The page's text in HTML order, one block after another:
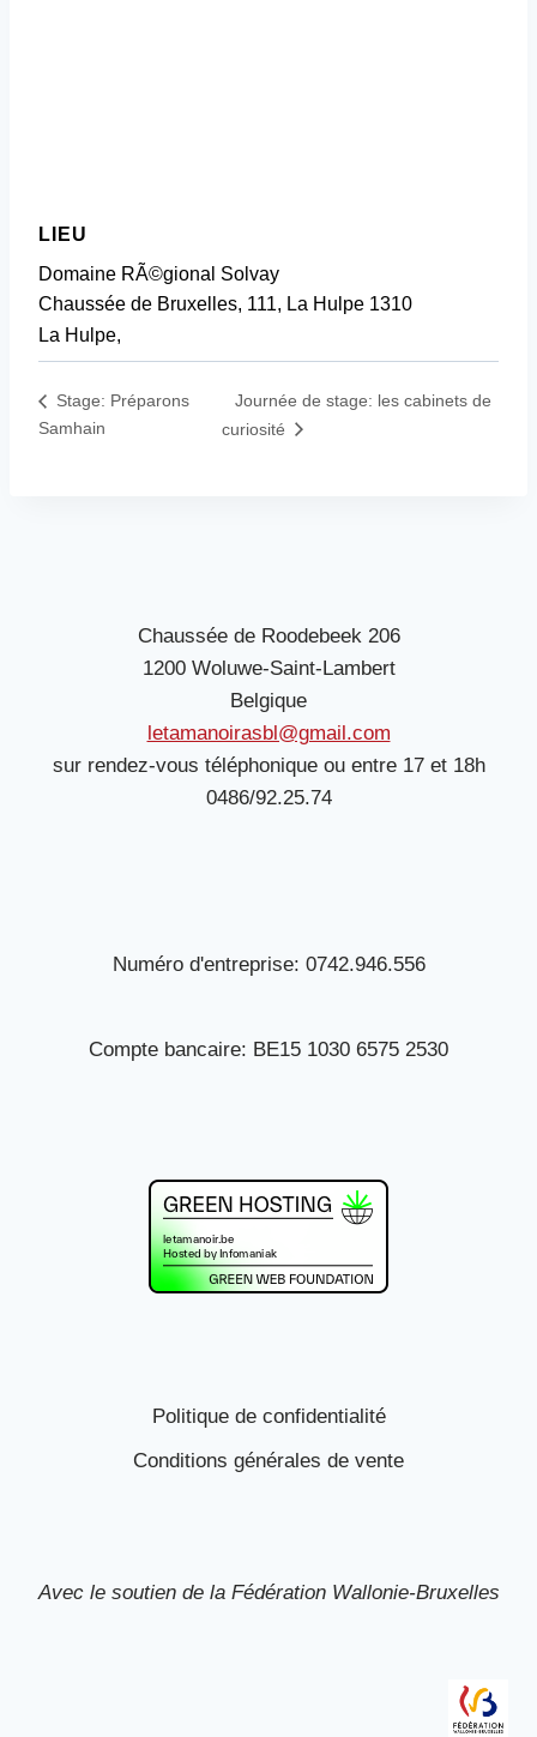
LIEU
Domaine RÃ©gional Solvay
Chaussée de Bruxelles, 111, La Hulpe 1310
La Hulpe,
Stage: Préparons
Samhain
Journée de stage: les cabinets de
curiosité
Chaussée de Roodebeek 206
1200 Woluwe-Saint-Lambert
Belgique
letamanoirasbl@gmail.com
sur rendez-vous téléphonique ou entre 17 et 18h
0486/92.25.74
Numéro d'entreprise: 0742.946.556
Compte bancaire: BE15 1030 6575 2530
Politique de confidentialité
Conditions générales de vente
Avec le soutien de la Fédération Wallonie-Bruxelles